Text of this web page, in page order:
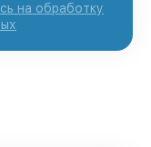
на обработку